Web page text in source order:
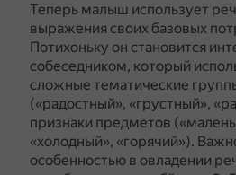
Теперь малыш использует
выражения своих базовых
Потихоньку он становится
собеседником, который
сложные тематические
(«радостный», «грустный»,
признаки предметов
«холодный», «горячий»).
особенностью в овладении